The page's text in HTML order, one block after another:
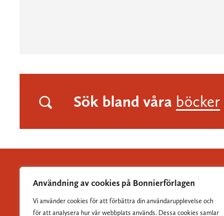
Användning av cookies på Bonnierförlagen
Vi använder cookies för att förbättra din användarupplevelse och
för att analysera hur vår webbplats används. Dessa cookies samlar
Sök bland våra böcker
Albert Bonniers Förlag grundades 1837 och är Sveriges